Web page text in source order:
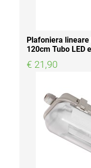
Plafoniera lineare
120cm Tubo LED
€ 21,90